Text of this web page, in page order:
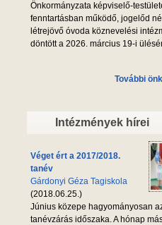
Önkormányzata képviselő-
fenntartásban működő, jogelőd
létrejövő óvoda köznevelési
döntött a 2026. március 19-i
További
Intézmények hírei
Véget ért a 2017/2018.
tanév
Gárdonyi Géza Tagiskola
(2018.06.25.)
Június közepe hagyományosan
tanévzárás időszaka. A hónap